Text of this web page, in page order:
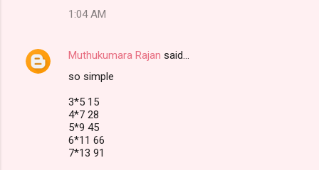
1:04 AM
Muthukumara Rajan said…
so simple
3*5 15
4*7 28
5*9 45
6*11 66
7*13 91